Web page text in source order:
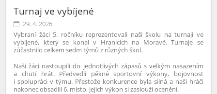
Turnaj ve vybíjené
29. 4. 2026
Vybraní žáci 5. ročníku reprezentovali naši školu na turnaji ve
vybíjené, který se konal v Hranicích na Moravě. Turnaje se
zúčastnilo celkem sedm týmů z různých škol.
Naši žáci nastoupili do jednotlivých zápasů s velkým nasazením
a chutí hrát. Předvedli pěkné sportovní výkony, bojovnost
i spolupráci v týmu. Přestože konkurence byla silná a naši hráči
nakonec obsadili 6. místo, jejich výkon si zaslouží ocenění.